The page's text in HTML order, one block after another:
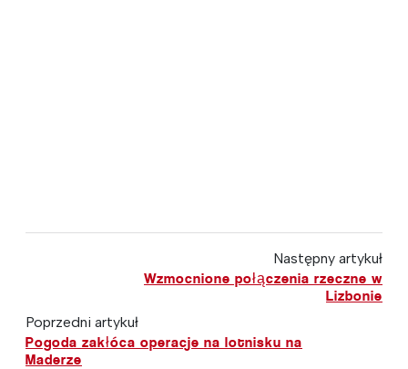
Następny artykuł
Wzmocnione połączenia rzeczne w
Lizbonie
Poprzedni artykuł
Pogoda zakłóca operacje na lotnisku na
Maderze